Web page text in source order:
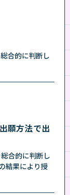
合的に判断し
願方法で出
合的に判断し
結果により授